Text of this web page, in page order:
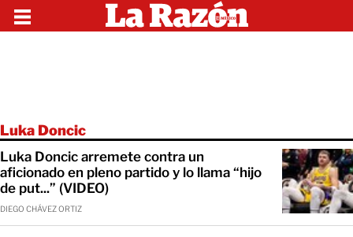
Luka Doncic
Luka Doncic arremete contra un
aficionado en pleno partido y lo llama “hijo
de put...” (VIDEO)
DIEGO CHÁVEZ ORTIZ